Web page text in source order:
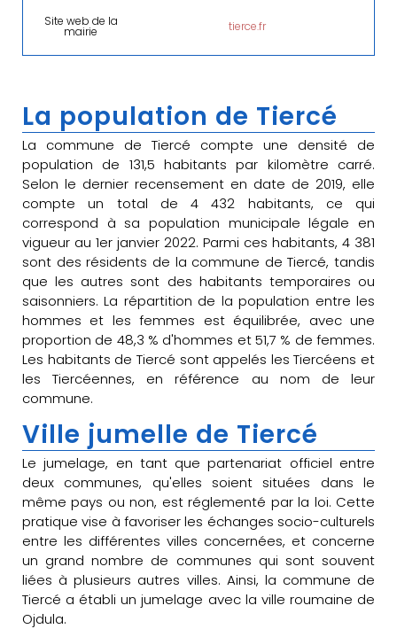
Site web de la
mairie tierce.fr
La population de Tiercé
La commune de Tiercé compte une densité de
population de 131,5 habitants par kilomètre carré.
Selon le dernier recensement en date de 2019, elle
compte un total de 4 432 habitants, ce qui
correspond à sa population municipale légale en
vigueur au 1er janvier 2022. Parmi ces habitants, 4 381
sont des résidents de la commune de Tiercé, tandis
que les autres sont des habitants temporaires ou
saisonniers. La répartition de la population entre les
hommes et les femmes est équilibrée, avec une
proportion de 48,3 % d'hommes et 51,7 % de femmes.
Les habitants de Tiercé sont appelés les Tiercéens et
les Tiercéennes, en référence au nom de leur
commune.
Ville jumelle de Tiercé
Le jumelage, en tant que partenariat officiel entre
deux communes, qu'elles soient situées dans le
même pays ou non, est réglementé par la loi. Cette
pratique vise à favoriser les échanges socio-culturels
entre les différentes villes concernées, et concerne
un grand nombre de communes qui sont souvent
liées à plusieurs autres villes. Ainsi, la commune de
Tiercé a établi un jumelage avec la ville roumaine de
Ojdula.